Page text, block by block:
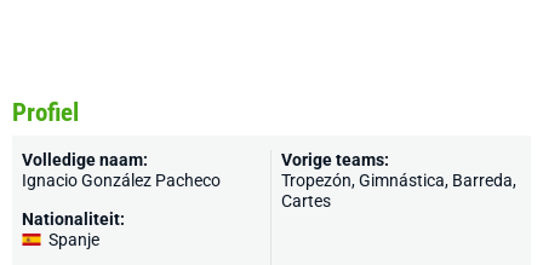
Profiel
Volledige naam:
Ignacio González Pacheco
Nationaliteit:
Spanje
Vorige teams:
Tropezón,Gimnástica, Barreda,
Cartes